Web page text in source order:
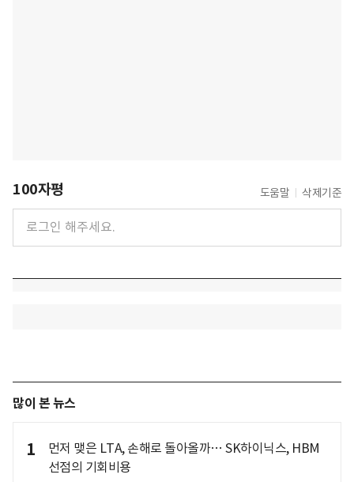
100자평 도움말 삭제기준
많이 본 뉴스
1
먼저 맺은 LTA, 손해로 돌아올까… SK하이닉스, HBM
선점의 기회비용